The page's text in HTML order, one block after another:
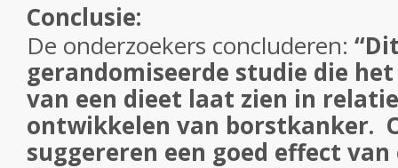
Conclusie:
De onderzoekers concluderen:
gerandomiseerde studie die
van een dieet laat zien in
ontwikkelen van borstkanker.
suggereren een goed effect van